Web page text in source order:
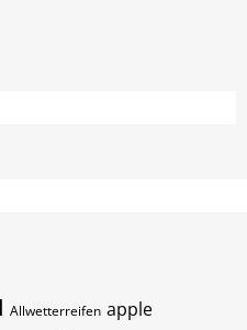
Allwetterreifen apple